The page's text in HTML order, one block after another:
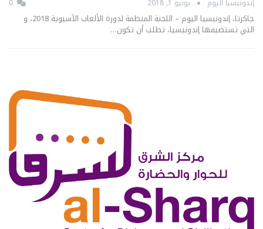
إندونيسيا اليوم يونيو 1, 2018
جاكرتا، إندونيسيا اليوم – اللجنة المنظمة لدورة الألعاب الآسيوية 2018، و
التي تستضيفها إندونيسيا، تطلب أن تكون…